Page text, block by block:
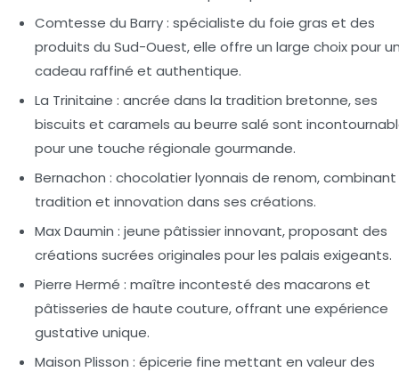
Comtesse du Barry : spécialiste du foie gras et des
produits du Sud-Ouest, elle offre un large choix pour
cadeau raffiné et authentique.
La Trinitaine : ancrée dans la tradition bretonne, ses
biscuits et caramels au beurre salé sont
pour une touche régionale gourmande.
Bernachon : chocolatier lyonnais de renom, combinant
tradition et innovation dans ses créations.
Max Daumin : jeune pâtissier innovant, proposant des
créations sucrées originales pour les palais exigeants.
Pierre Hermé : maître incontesté des macarons et
pâtisseries de haute couture, offrant une expérience
gustative unique.
Maison Plisson : épicerie fine mettant en valeur des